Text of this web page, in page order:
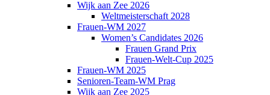
Wijk aan Zee 2026
Weltmeisterschaft 2028
Frauen-WM 2027
Women’s Candidates 2026
Frauen Grand Prix
Frauen-Welt-Cup 2025
Frauen-WM 2025
Senioren-Team-WM Prag
Wijk aan Zee 2025